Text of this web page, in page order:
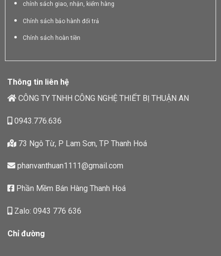
chính sách giao, nhận, kiểm hàng
Chính sách bảo hành đổi trả
Chính sách hoàn tiền
Thông tin liên hệ
CÔNG TY TNHH CÔNG NGHỆ THIẾT BỊ THUẬN AN
0943.776.636
73 Ngô Từ, P Lam Sơn, TP Thanh Hoá
phanvanthuan1111@gmail.com
Phần Mềm Bán Hàng Thanh Hoá
Zalo: 0943 776 636
Chỉ đường